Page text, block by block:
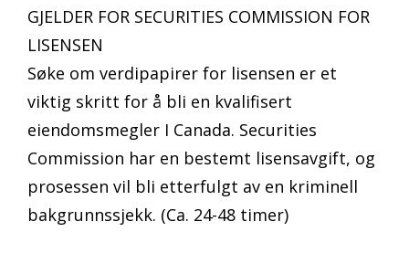
GJELDER FOR SECURITIES COMMISSION FOR
LISENSEN
Søke om verdipapirer for lisensen er et
viktig skritt for å bli en kvalifisert
eiendomsmegler I Canada. Securities
Commission har en bestemt lisensavgift, og
prosessen vil bli etterfulgt av en kriminell
bakgrunnssjekk. (Ca. 24-48 timer)